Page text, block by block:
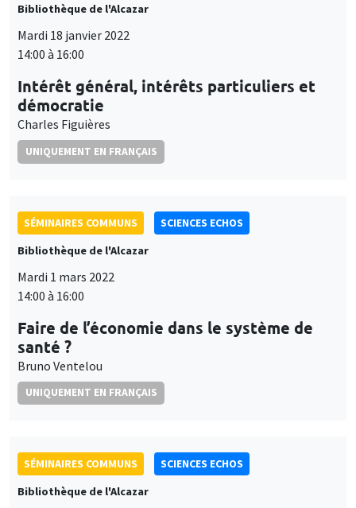
Bibliothèque de l'Alcazar
Mardi 18 janvier 2022
14:00 à 16:00
Intérêt général, intérêts particuliers et
démocratie
Charles Figuières
UNIQUEMENT EN FRANÇAIS
SÉMINAIRES COMMUNS
SCIENCES ECHOS
Bibliothèque de l'Alcazar
Mardi 1 mars 2022
14:00 à 16:00
Faire de l’économie dans le système de
santé ?
Bruno Ventelou
UNIQUEMENT EN FRANÇAIS
SÉMINAIRES COMMUNS
SCIENCES ECHOS
Bibliothèque de l'Alcazar